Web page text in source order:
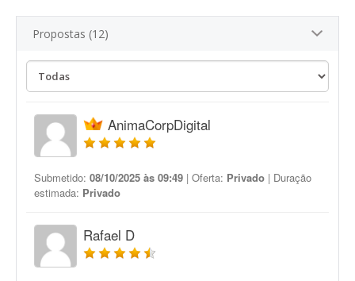
Propostas (12)
AnimaCorpDigital
Submetido: 08/10/2025 às 09:49 | Oferta: Privado | Duração
estimada: Privado
Rafael D